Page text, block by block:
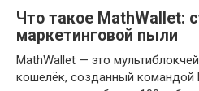
Что такое MathWallet:
маркетинговой пыли
MathWallet — это
кошелёк, созданный командой